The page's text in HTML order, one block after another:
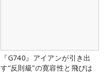
『G740』アイアンが引き出
す“反則級”の寛容性と飛びは